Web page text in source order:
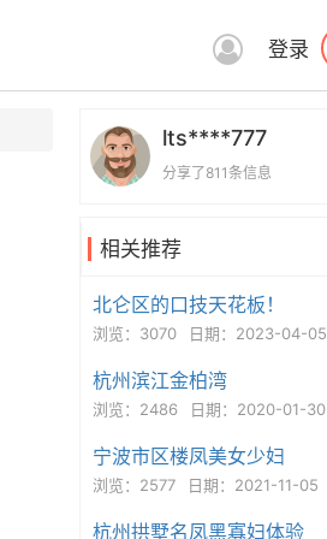
登录
lts****777
分享了811条信息
相关推荐
北仑区的口技天花板！
浏览：3070 日期：2023-04-05
杭州滨江金柏湾
浏览：2486 日期：2020-01-30
宁波市区楼凤美女少妇
浏览：2577 日期：2021-11-05
杭州拱墅名凤黑寡妇体验